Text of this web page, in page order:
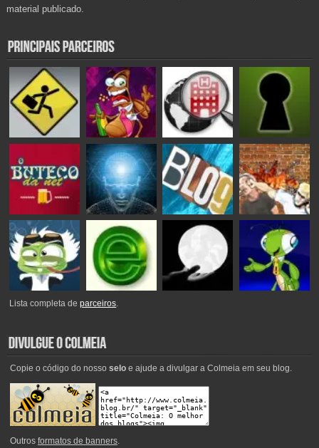
material publicado.
Lista completa deparceiros.
Copie o código do nosso seloe ajude a divulgar a Colmeia em seu blog.
Outros formatos de banners.